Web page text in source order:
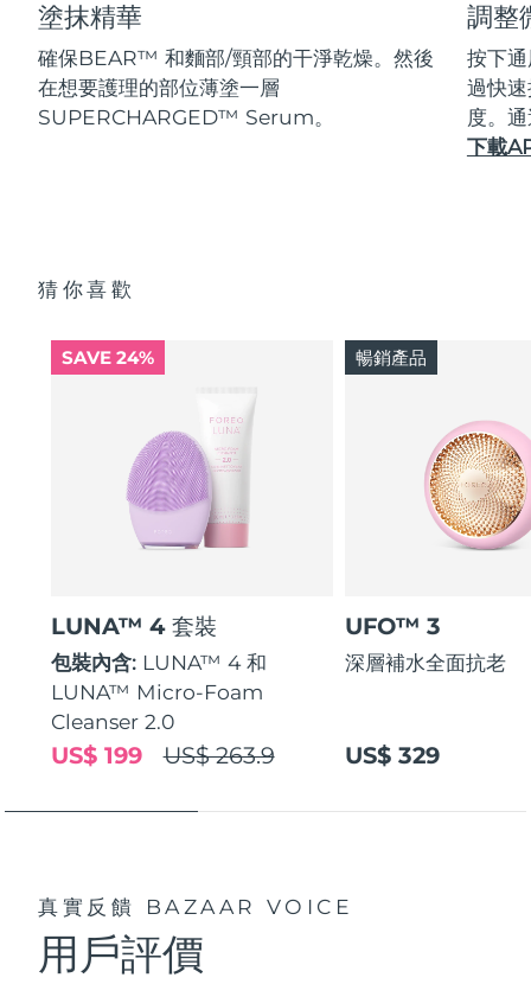
塗抹精華
確保BEAR™ 和麵部/頸部的干淨乾燥。然後
在想要護理的部位薄塗一層
SUPERCHARGED™ Serum。
調整
按下
過快
度。
下載
猜你喜歡
SAVE 24%
LUNA™ 4 套裝
包裝內含: LUNA™ 4 和
LUNA™ Micro-Foam
Cleanser 2.0
US$ 263.9
US$ 199
UFO™ 3
深層補水全面抗老
US$ 329
暢銷產品
真實反饋 BAZAAR VOICE
用戶評價